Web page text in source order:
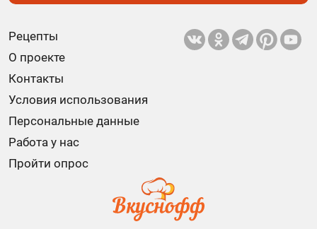
Рецепты
О проекте
Контакты
Условия использования
Персональные данные
Работа у нас
Пройти опрос